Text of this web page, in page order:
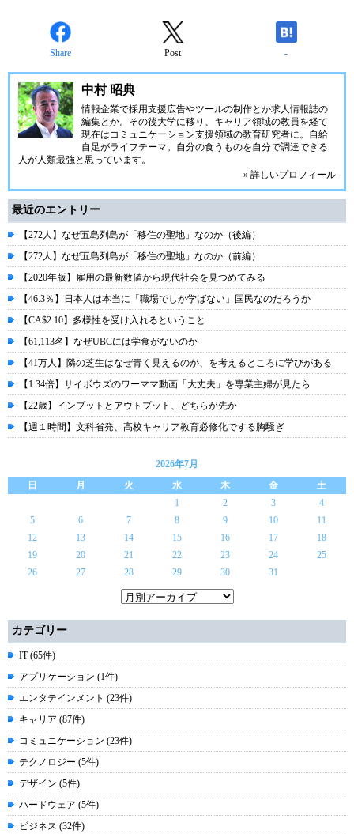
Share Post -
中村 昭典
情報企業で採用支援広告やツールの制作とか求人情報誌の
編集とか。その後大学に移り、キャリア領域の教員を経て
現在はコミュニケーション支援領域の教育研究者に。自給
自足がライフテーマ。自分の食うものを自分で調達できる
人が人類最強と思っています。
» 詳しいプロフィール
最近のエントリー
【272人】なぜ五島列島が「移住の聖地」なのか（後編）
【272人】なぜ五島列島が「移住の聖地」なのか（前編）
【2020年版】雇用の最新数値から現代社会を見つめてみる
【46.3％】日本人は本当に「職場でしか学ばない」国民なのだろうか
【CA$2.10】多様性を受け入れるということ
【61,113名】なぜUBCには学食がないのか
【41万人】隣の芝生はなぜ青く見えるのか、を考えるところに学びがある
【1.34倍】サイボウズのワーママ動画「大丈夫」を専業主婦が見たら
【22歳】インプットとアウトプット、どちらが先か
【週１時間】文科省発、高校キャリア教育必修化でする胸騒ぎ
2026年7月
日
月 火 水 木 金
土
1
2 3
4
5
6 7 8 9 10
11
12
13 14 15 16 17
18
19
20 21 22 23 24
25
26
27 28 29 30 31
カテゴリー
IT (65件)
アプリケーション (1件)
エンタテインメント (23件)
キャリア (87件)
コミュニケーション (23件)
テクノロジー (5件)
デザイン (5件)
ハードウェア (5件)
ビジネス (32件)